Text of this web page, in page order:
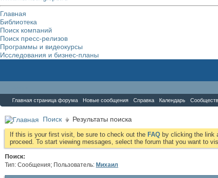
Главная
Библиотека
Поиск компаний
Поиск пресс-релизов
Программы и видеокурсы
Исследования и бизнес-планы
Главная страница форума Новые сообщения Справка Календарь
Поиск Результаты поиска
If this is your first visit, be sure to check out the FAQ by clicking the link
proceed. To start viewing messages, select the forum that you want to
Поиск:
Тип: Сообщения; Пользователь: Михаил